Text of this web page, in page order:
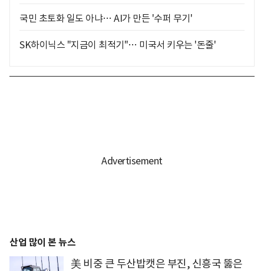
국민 초토화 일도 아냐… AI가 만든 '수퍼 무기'
SK하이닉스 "지금이 최적기"… 미국서 키우는 '돈줄'
산업 많이 본 뉴스
美 비중 큰 두산밥캣은 부진, 신흥국 뚫은